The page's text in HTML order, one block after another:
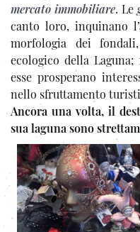
mercato immobiliare. Le
canto loro, inquinano
morfologia dei
ecologico della
esse prosperano
nello sfruttamento
Ancora una volta, il
sua laguna sono